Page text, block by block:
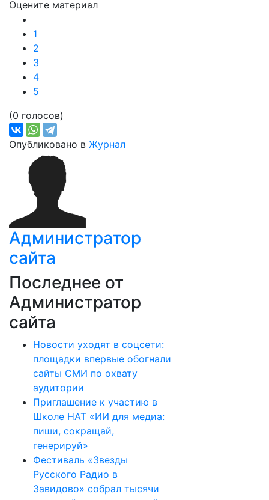
Оцените материал
1
2
3
4
5
(0 голосов)
Опубликовано в Журнал
Администратор
сайта
Последнее от
Администратор
сайта
Новости уходят в соцсети:
площадки впервые обогнали
сайты СМИ по охвату
аудитории
Приглашение к участию в
Школе НАТ «ИИ для медиа:
пиши, сокращай,
генерируй»
Фестиваль «Звезды
Русского Радио в
Завидово» собрал тысячи